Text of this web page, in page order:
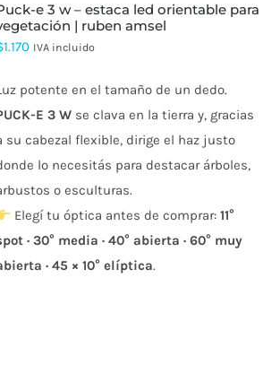
para
| ruben amsel
1.170 IVA incluido
potente en el tamaño de un dedo.
E 3 W se clava en la tierra y, gracias
su cabezal flexible, dirige el haz justo
lo necesitás para destacar árboles,
o esculturas.
Elegí tu óptica antes de comprar:11°
· 30° media · 40° abierta · 60° muy
· 45 × 10° elíptica.